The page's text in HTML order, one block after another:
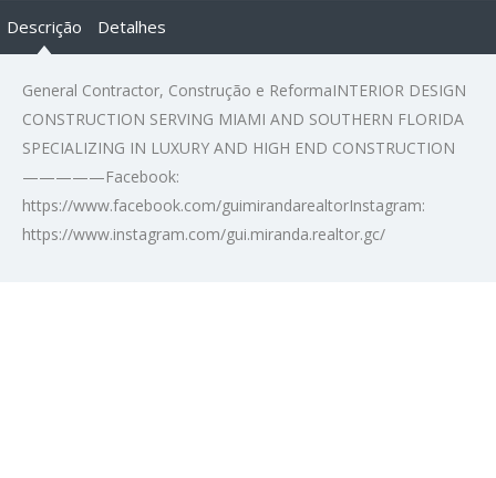
Descrição Detalhes
General Contractor, Construção e ReformaINTERIOR DESIGN
CONSTRUCTION SERVING MIAMI AND SOUTHERN FLORIDA
SPECIALIZING IN LUXURY AND HIGH END CONSTRUCTION
—————Facebook:
https://www.facebook.com/guimirandarealtorInstagram:
https://www.instagram.com/gui.miranda.realtor.gc/‍